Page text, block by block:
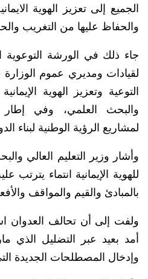
الجميع إلى تعزيز الهوية
والحفاظ عليها من التغريب
جاء ذلك في الورشة التوعوية
لقيادات ومديري عموم
التوعية وتعزيز الهوية
والبحث العلمي، وفي إطار
لمشاريع الرؤية الوطنية لبناء
وأشار وزير التعليم العالي
للهوية الإيمانية انتماء يترتب
بالمبادئ والقيم والمواقف
ولفت إلى أن تحالف العدوان
أمد بعيد عبر التضليل الذي
وإدخال المصطلحات الجديدة